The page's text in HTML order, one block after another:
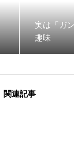
実は「ガ
趣味
関連記事